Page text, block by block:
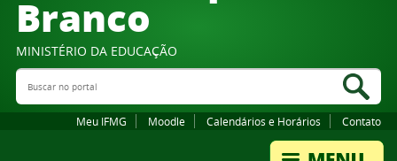
Branco
MINISTÉRIO DA EDUCAÇÃO
Buscar no portal
Meu IFMG Moodle Calendários e Horários Contato